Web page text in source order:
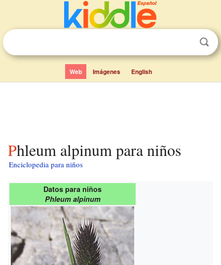
Web Imágenes English
Phleum alpinum para niños
Enciclopedia para niños
Datos para niños
Phleum alpinum